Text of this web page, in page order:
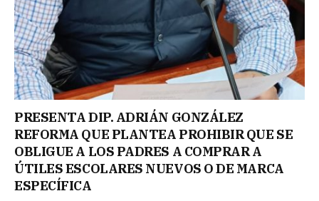
PRESENTA DIP. ADRIÁN GONZÁLEZ
REFORMA QUE PLANTEA PROHIBIR QUE SE
OBLIGUE A LOS PADRES A COMPRAR A
ÚTILES ESCOLARES NUEVOS O DE MARCA
ESPECÍFICA